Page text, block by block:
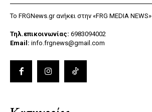
Το FRGNews.gr ανήκει στην «FRG MEDIA NEWS»
Τηλ.επικοινωνίας: 6983094002
Email: info.frgnews@gmail.com